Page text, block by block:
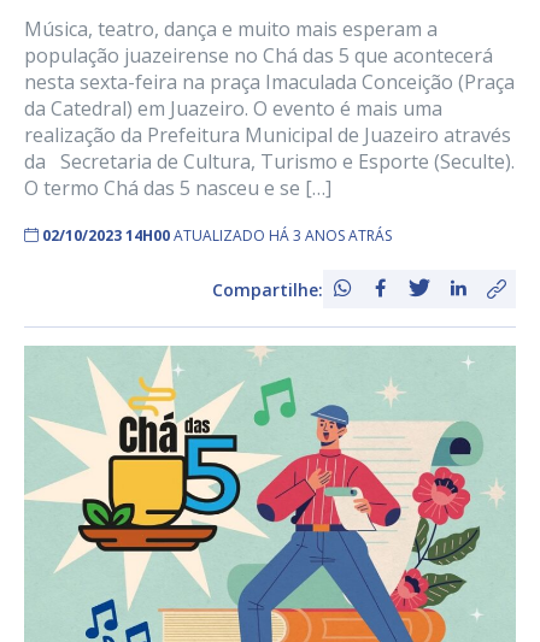
Música, teatro, dança e muito mais esperam a
população juazeirense no Chá das 5 que acontecerá
nesta sexta-feira na praça Imaculada Conceição (Praça
da Catedral) em Juazeiro. O evento é mais uma
realização da Prefeitura Municipal de Juazeiro através
da Secretaria de Cultura, Turismo e Esporte (Seculte).
O termo Chá das 5 nasceu e se […]
02/10/2023 14H00ATUALIZADO HÁ 3 ANOS ATRÁS
Compartilhe: